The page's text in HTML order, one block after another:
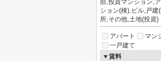
部,投資マンション,
ション(棟),ビル,戸建
所,その他,土地(投資)
アパート
マン
一戸建て
▼賃料